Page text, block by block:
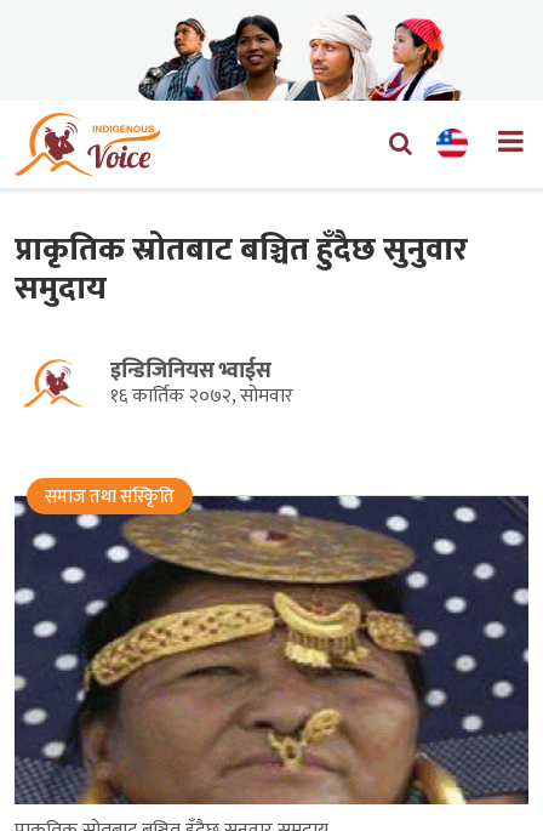
प्राकृतिक स्रोतबाट बञ्चित हुँदैछ सुनुवार
समुदाय
इन्डिजिनियस भ्वाईस
१६ कार्तिक २०७२, सोमवार
समाज तथा संस्किृति